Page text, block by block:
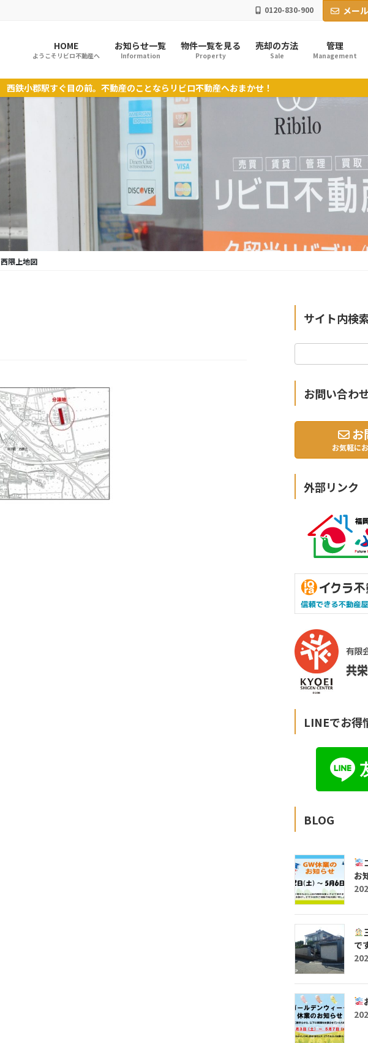
0120-830-900 メー
HOME
ようこそリビロ不動産へ
お知らせ一覧
Information
物件一覧を見る
Property
売却の方法
Sale
管理
Management
西鉄小郡駅すぐ目の前。不動産のことならリビロ不動産へおまかせ！
西隈上地図
サイト内検
お問い合わ
お
お気軽に
外部リンク
LINEでお得
BLOG
お
で